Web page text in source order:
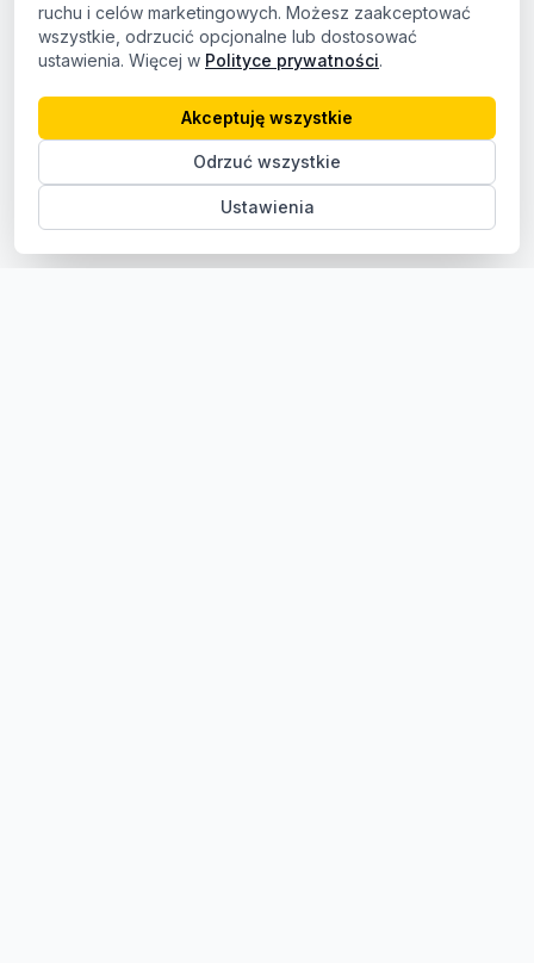
ruchu i celów marketingowych. Możesz zaakceptować
wszystkie, odrzucić opcjonalne lub dostosować
ustawienia. Więcej w Polityce prywatności.
Ustawienia
Odrzuć wszystkie
Akceptuję wszystkie